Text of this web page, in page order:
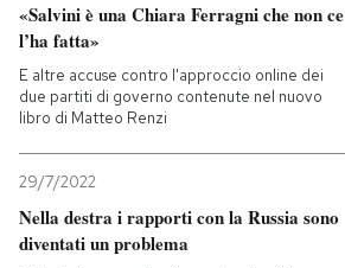
«Salvini è una Chiara Ferragni che non ce
l’ha fatta»
E altre accuse contro l'approccio online dei
due partiti di governo contenute nel nuovo
libro di Matteo Renzi
29/7/2022
Nella destra i rapporti con la Russia sono
diventati un problema